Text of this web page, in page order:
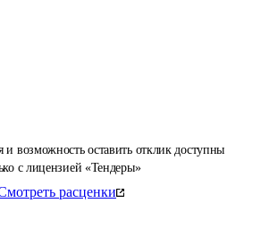
возможность оставить отклик доступны
с лицензией «Тендеры»
расценки